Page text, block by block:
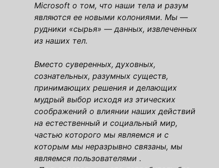
Microsoft о том, что наши тела и разум
являются ее новыми колониями. Мы —
рудники «сырья» — данных, извлеченных
из наших тел.
Вместо суверенных, духовных,
сознательных, разумных существ,
принимающих решения и делающих
мудрый выбор исходя из этических
соображений о влиянии наших действий
на естественный и социальный мир,
частью которого мы являемся и с
которым мы неразрывно связаны, мы
являемся пользователями .